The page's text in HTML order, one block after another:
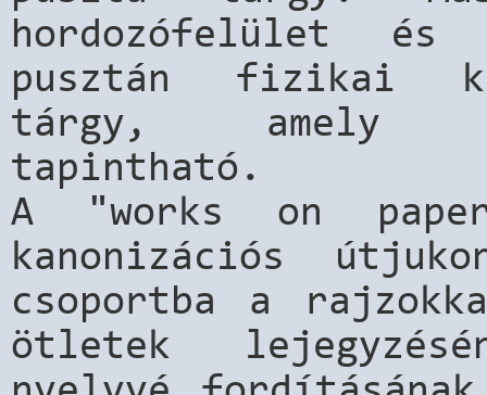
hordozófelület és
pusztán fizikai
tárgy, amely
tapintható.
A "works on
kanonizációs
csoportba a
ötletek